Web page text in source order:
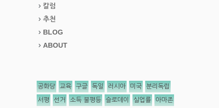
칼럼
추천
BLOG
ABOUT
공화당 교육 구글 독일 러시아 미국 분리독립
서평 선거 소득 불평등 슬로데이 실업률 아마존